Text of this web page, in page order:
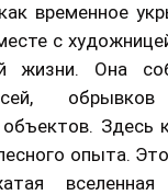
временное
с
жизни. Она
Здесь
опыта.
вселенная